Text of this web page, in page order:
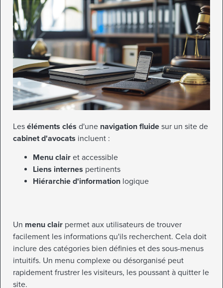
Les éléments clés d'une navigation fluide sur un site de
cabinet d'avocats incluent :
Menu clair et accessible
Liens internes pertinents
Hiérarchie d'information logique
Un menu clair permet aux utilisateurs de trouver
facilement les informations qu'ils recherchent. Cela doit
inclure des catégories bien définies et des sous-menus
intuitifs. Un menu complexe ou désorganisé peut
rapidement frustrer les visiteurs, les poussant à quitter le
site.